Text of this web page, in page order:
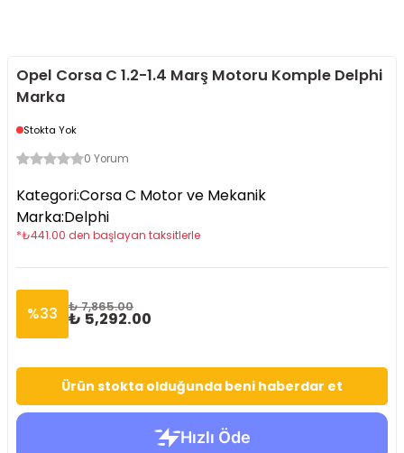
Opel Corsa C 1.2-1.4 Marş Motoru Komple Delphi
Marka
Stokta Yok
0 Yorum
Kategori:Corsa C Motor ve Mekanik
Marka:Delphi
*₺441.00 den başlayan taksitlerle
%33 ₺ 7,865.00
₺ 5,292.00
Ürün stokta olduğunda beni haberdar et